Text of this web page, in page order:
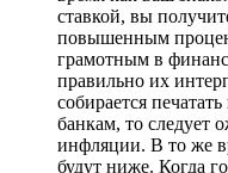
ставкой, вы
повышенным
грамотным в
правильно их
собирается
банкам, то следует
инфляции. В то же
будут ниже. Когда